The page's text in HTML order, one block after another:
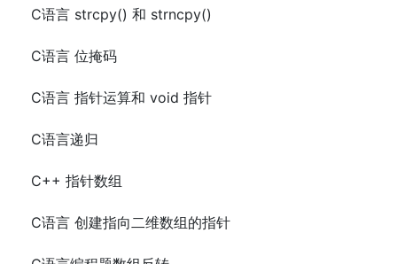
C语言 strcpy() 和 strncpy()
C语言 位掩码
C语言 指针运算和 void 指针
C语言递归
C++ 指针数组
C语言 创建指向二维数组的指针